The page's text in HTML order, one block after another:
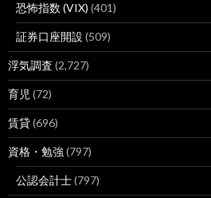
恐怖指数 (VIX) (401)
証券口座開設 (509)
浮気調査 (2,727)
育児 (72)
賃貸(696)
資格・勉強 (797)
公認会計士(797)